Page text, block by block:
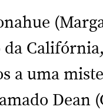
a uma
Dean